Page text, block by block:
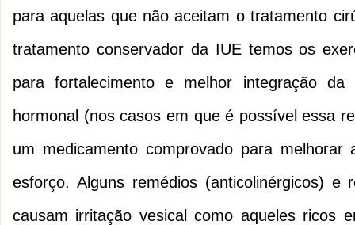
para aquelas que não aceitam o tratamento
tratamento conservador da IUE temos os
para fortalecimento e melhor integração da
hormonal (nos casos em que é possível essa
um medicamento comprovado para melhorar
esforço. Alguns remédios (anticolinérgicos) e
causam irritação vesical como aqueles ricos